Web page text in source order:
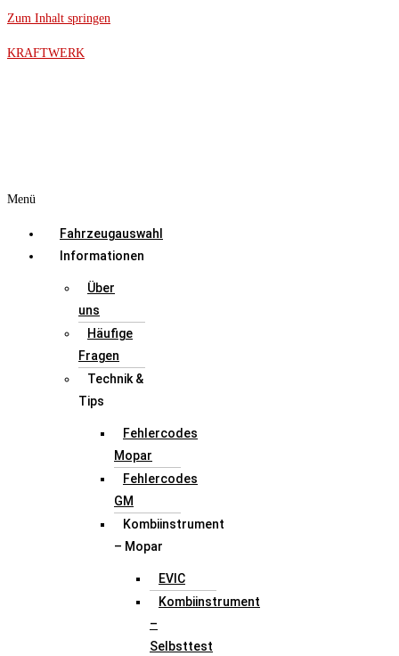
Zum Inhalt springen
KRAFTWERK
Menü
Fahrzeugauswahl
Informationen
Über
uns
Häufige
Fragen
Technik &
Tips
Fehlercodes
Mopar
Fehlercodes
GM
Kombiinstrument
– Mopar
EVIC
Kombiinstrument
–
Selbsttest